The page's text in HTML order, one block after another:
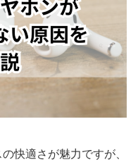
快適さが魅力ですが、